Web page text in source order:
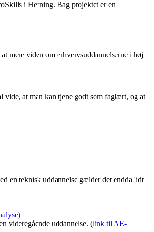
i Herning. Bag projektet er en
mere viden om erhvervsuddannelserne i høj
vide, at man kan tjene godt som faglært, og at
en teknisk uddannelse gælder det endda lidt
videregående uddannelse. (link til AE-